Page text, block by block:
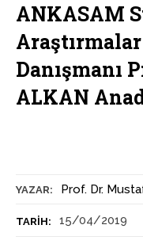
YAZAR: Prof. Dr.
TARIH: 15/04/2019
ANKASAM
Danışmanı
ALKAN